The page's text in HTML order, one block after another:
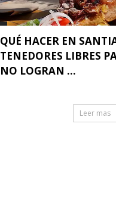
QUÉ HACER EN
TENEDORES LIBRES
NO LOGRAN ...
Leer mas